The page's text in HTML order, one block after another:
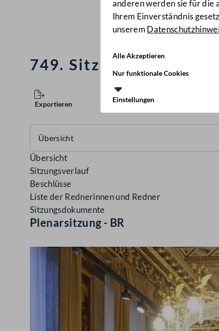
anderen werden sie für die
Ihrem Einverständnis
unserem
Alle Akzeptieren
Nur funktionale Cookies
Einstellungen
749. Sitzung des
Exportieren
Übersicht
Sitzungsverlauf
Beschlüsse
Liste der Rednerinnen und Redner
Sitzungsdokumente
Plenarsitzung - BR